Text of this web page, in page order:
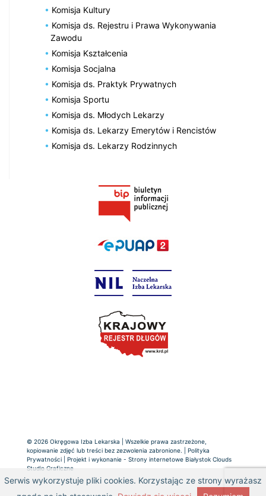
Komisja Kultury
Komisja ds. Rejestru i Prawa Wykonywania
Zawodu
Komisja Kształcenia
Komisja Socjalna
Komisja ds. Praktyk Prywatnych
Komisja Sportu
Komisja ds. Młodych Lekarzy
Komisja ds. Lekarzy Emerytów i Rencistów
Komisja ds. Lekarzy Rodzinnych
© 2026 Okręgowa Izba Lekarska | Wszelkie prawa zastrzeżone,
kopiowanie zdjęć lub treści bez zezwolenia zabronione. | Polityka
Prywatności | Projekt i wykonanie - Strony internetowe Białystok Clouds
Studio Graficzne
Serwis wykorzystuje pliki cookies. Korzystając ze strony wyrażasz